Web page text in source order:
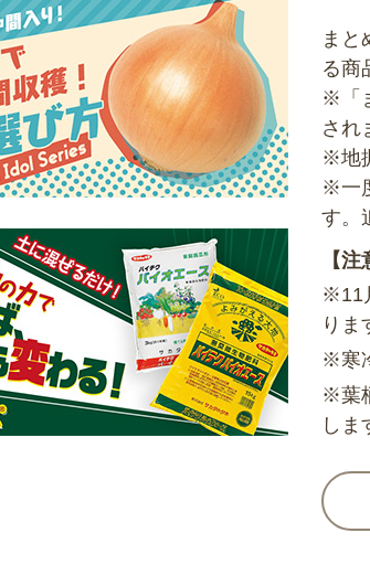
まと
る商
※「
され
※地
※一
す。
【
※11
りま
※寒
※葉
しま